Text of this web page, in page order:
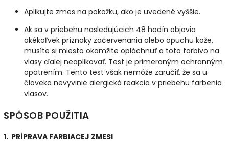
Aplikujte zmes na pokožku, ako je uvedené vyššie.
Ak sa v priebehu nasledujúcich 48 hodín objavia
akékoľvek príznaky začervenania alebo opuchu kože,
musíte si miesto okamžite opláchnuť a toto farbivo na
vlasy ďalej neaplikovať. Test je primeraným ochranným
opatrením. Tento test však nemôže zaručiť, že sa u
človeka nevyvinie alergická reakcia v priebehu farbenia
vlasov.
SPÔSOB POUŽITIA
1. PRÍPRAVA FARBIACEJ ZMESI